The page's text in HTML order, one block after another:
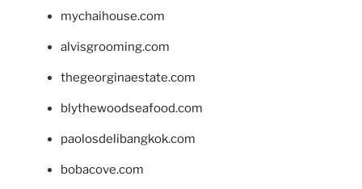
mychaihouse.com
alvisgrooming.com
thegeorginaestate.com
blythewoodseafood.com
paolosdelibangkok.com
bobacove.com